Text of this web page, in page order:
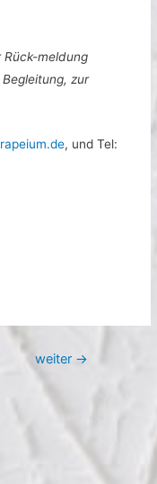
Rück-meldung
zur
, und Tel:
weiter →